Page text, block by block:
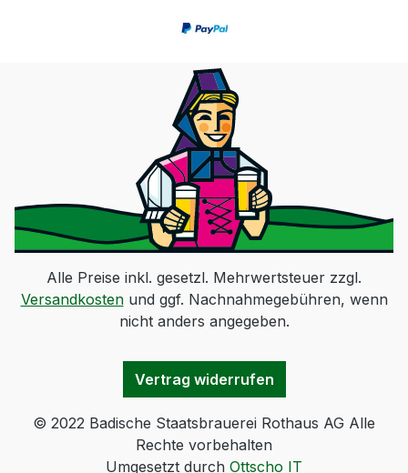
Alle Preise inkl. gesetzl. Mehrwertsteuer zzgl.
Versandkostenund ggf. Nachnahmegebühren, wenn
nicht anders angegeben.
Vertrag widerrufen
© 2022 Badische Staatsbrauerei Rothaus AG Alle
Rechte vorbehalten
Umgesetzt durch Ottscho IT